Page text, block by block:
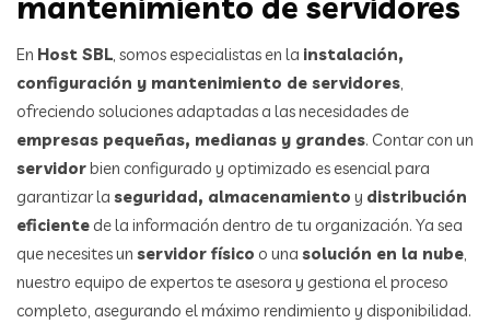
En Host SBL, somos especialistas en la instalación,
configuración y mantenimiento de servidores,
ofreciendo soluciones adaptadas a las necesidades de
empresas pequeñas, medianas y grandes. Contar con un
servidorbien configurado y optimizado es esencial para
garantizar la seguridad, almacenamiento y distribución
eficientede la información dentro de tu organización. Ya sea
que necesites un servidor físico o una solución en la nube,
nuestro equipo de expertos te asesora y gestiona el proceso
completo, asegurando el máximo rendimiento y disponibilidad.